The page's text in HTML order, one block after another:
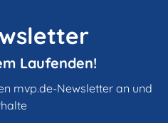
Laufenden!
mvp.de-Newsletter an und